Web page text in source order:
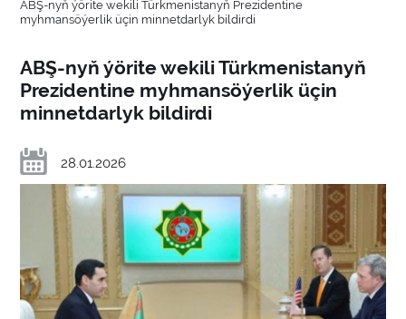
ABŞ-nyň ýörite wekili Türkmenistanyň Prezidentine
myhmansöýerlik üçin minnetdarlyk bildirdi
ABŞ-nyň ýörite wekili Türkmenistanyň
Prezidentine myhmansöýerlik üçin
minnetdarlyk bildirdi
28.01.2026